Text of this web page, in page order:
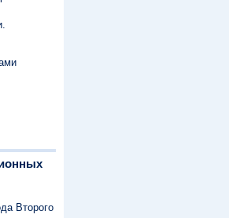
Второго